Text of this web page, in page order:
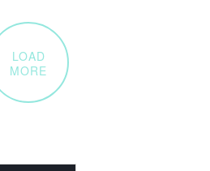
LOAD
MORE